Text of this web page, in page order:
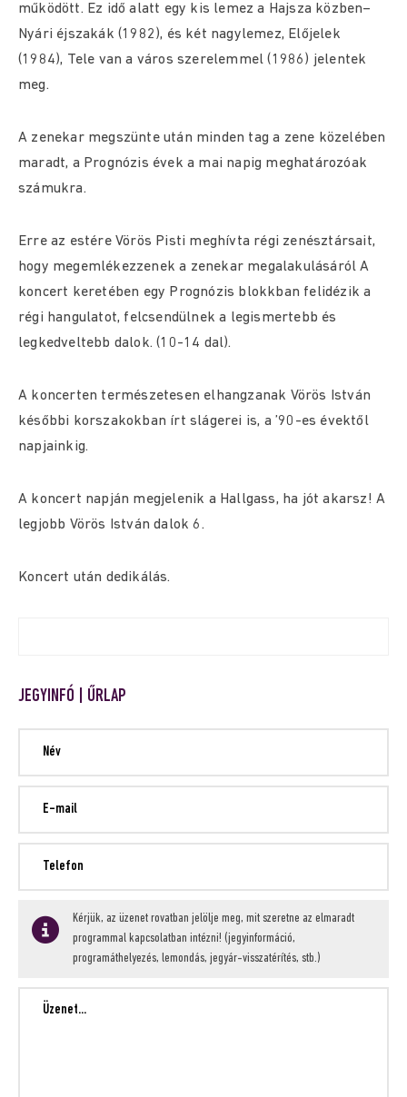
működött. Ez idő alatt egy kis lemez a Hajsza közben–
Nyári éjszakák (1982), és két nagylemez, Előjelek
(1984), Tele van a város szerelemmel (1986) jelentek
meg.
A zenekar megszünte után minden tag a zene közelében
maradt, a Prognózis évek a mai napig meghatározóak
számukra.
Erre az estére Vörös Pisti meghívta régi zenésztársait,
hogy megemlékezzenek a zenekar megalakulásáról A
koncert keretében egy Prognózis blokkban felidézik a
régi hangulatot, felcsendülnek a legismertebb és
legkedveltebb dalok. (10-14 dal).
A koncerten természetesen elhangzanak Vörös István
későbbi korszakokban írt slágerei is, a ’90-es évektől
napjainkig.
A koncert napján megjelenik a Hallgass, ha jót akarsz! A
legjobb Vörös István dalok 6.
Koncert után dedikálás.
JEGYINFÓ | ŰRLAP
Kérjük, az üzenet rovatban jelölje meg, mit szeretne az elmaradt
programmal kapcsolatban intézni! (jegyinformáció,
programáthelyezés, lemondás, jegyár-visszatérítés, stb.)